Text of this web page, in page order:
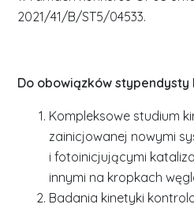
2021/41/B/ST5/04533.
Do obowiązków stypendysty
Kompleksowe studium
zainicjowanej nowymi
i fotoinicjującymi
innymi na kropkach
Badania kinetyki